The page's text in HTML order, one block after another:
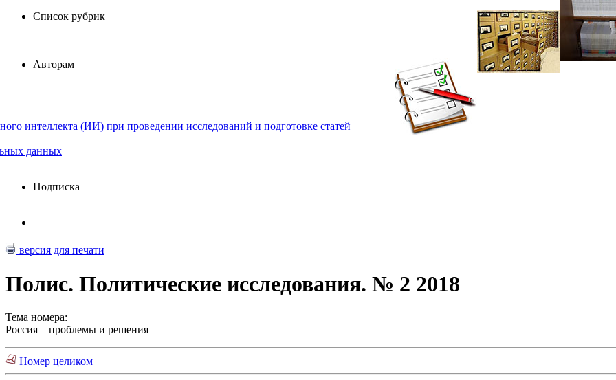
Список рубрик
Авторам
интеллекта (ИИ) при проведении исследований и подготовке статей
данных
Подписка
версия для печати
Полис. Политические исследования. № 2 2018
Тема номера:
Россия – проблемы и решения
Номер целиком